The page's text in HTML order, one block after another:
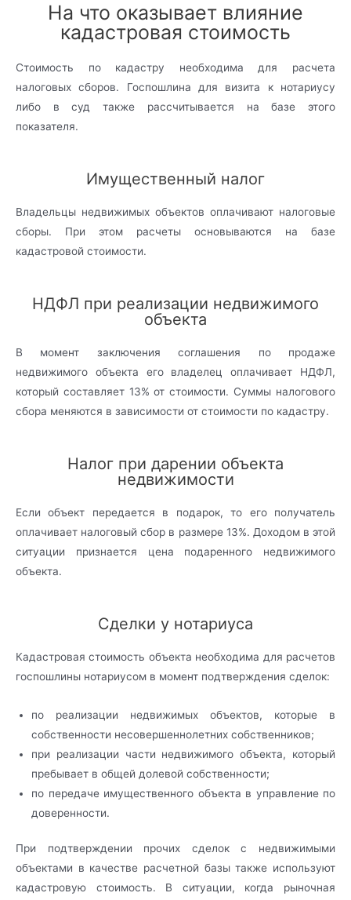
На что оказывает влияние
кадастровая стоимость
Стоимость по кадастру необходима для расчета
налоговых сборов. Госпошлина для визита к нотариусу
либо в суд также рассчитывается на базе этого
показателя.
Имущественный налог
Владельцы недвижимых объектов оплачивают налоговые
сборы. При этом расчеты основываются на базе
кадастровой стоимости.
НДФЛ при реализации недвижимого
объекта
В момент заключения соглашения по продаже
недвижимого объекта его владелец оплачивает НДФЛ,
который составляет 13% от стоимости. Суммы налогового
сбора меняются в зависимости от стоимости по кадастру.
Налог при дарении объекта
недвижимости
Если объект передается в подарок, то его получатель
оплачивает налоговый сбор в размере 13%. Доходом в этой
ситуации признается цена подаренного недвижимого
объекта.
Сделки у нотариуса
Кадастровая стоимость объекта необходима для расчетов
госпошлины нотариусом в момент подтверждения сделок:
по реализации недвижимых объектов, которые в
собственности несовершеннолетних собственников;
при реализации части недвижимого объекта, который
пребывает в общей долевой собственности;
по передаче имущественного объекта в управление по
доверенности.
При подтверждении прочих сделок с недвижимыми
объектами в качестве расчетной базы также используют
кадастровую стоимость. В ситуации, когда рыночная